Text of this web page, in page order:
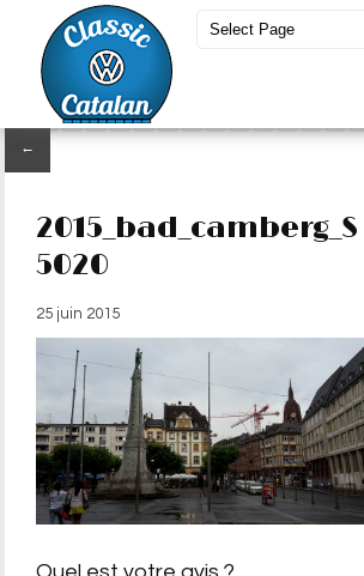
←
2015_bad_camberg_S
5020
25 juin 2015